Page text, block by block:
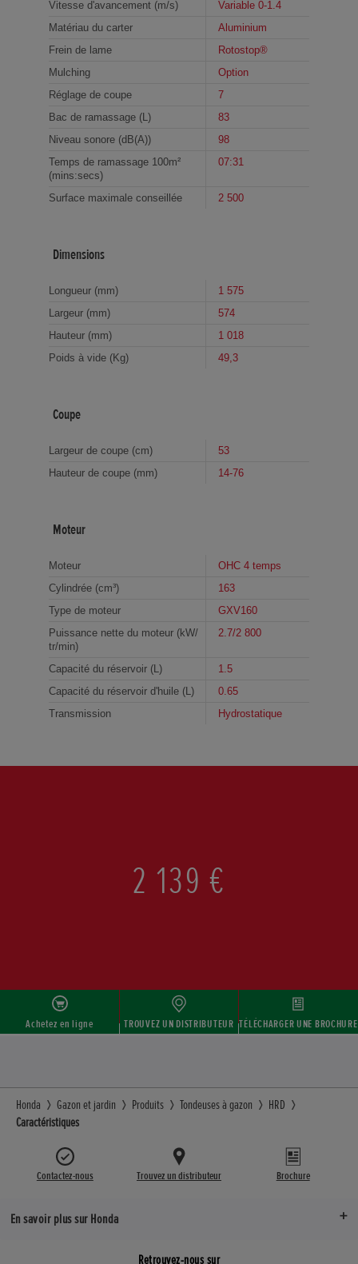
Vitesse d'avancement (m/s)
Variable 0-1.4
Matériau du carter
Aluminium
Frein de lame
Rotostop®
Mulching
Option
Réglage de coupe
7
Bac de ramassage (L)
83
Niveau sonore (dB(A))
98
Temps de ramassage 100m²
(mins:secs)
07:31
Surface maximale conseillée 2 500
Dimensions
Longueur (mm)
1 575
Largeur (mm)
574
Hauteur (mm)
1 018
Poids à vide (Kg)
49,3
Coupe
Largeur de coupe (cm)
53
Hauteur de coupe (mm)
14-76
Moteur
Moteur
OHC 4 temps
Cylindrée (cm³)
163
Type de moteur
GXV160
Puissance nette du moteur (kW/
tr/min)
2.7/2 800
Capacité du réservoir (L)
1.5
Capacité du réservoir d'huile (L)
0.65
Transmission
Hydrostatique
2 139 €
Achetez en ligne TROUVEZ UN DISTRIBUTEUR TÉLÉCHARGER UNE BROCHURE
Honda Gazon et jardin Produits Tondeuses à gazon
HRD
Caractéristiques
Contactez-nous Trouvez un distributeur Brochure
En savoir plus sur Honda
Retrouvez-nous sur